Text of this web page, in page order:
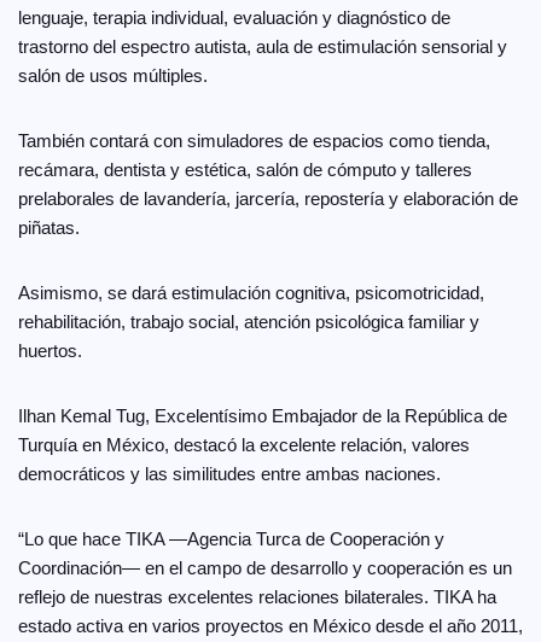
lenguaje, terapia individual, evaluación y diagnóstico de
trastorno del espectro autista, aula de estimulación sensorial y
salón de usos múltiples.
También contará con simuladores de espacios como tienda,
recámara, dentista y estética, salón de cómputo y talleres
prelaborales de lavandería, jarcería, repostería y elaboración de
piñatas.
Asimismo, se dará estimulación cognitiva, psicomotricidad,
rehabilitación, trabajo social, atención psicológica familiar y
huertos.
Ilhan Kemal Tug, Excelentísimo Embajador de la República de
Turquía en México, destacó la excelente relación, valores
democráticos y las similitudes entre ambas naciones.
“Lo que hace TIKA —Agencia Turca de Cooperación y
Coordinación— en el campo de desarrollo y cooperación es un
reflejo de nuestras excelentes relaciones bilaterales. TIKA ha
estado activa en varios proyectos en México desde el año 2011,